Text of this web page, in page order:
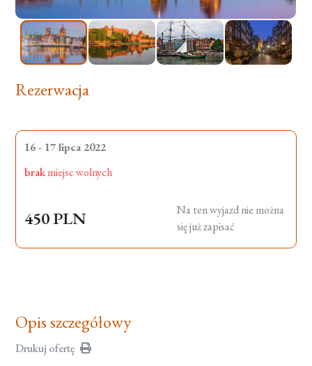
Rezerwacja
16 - 17 lipca 2022
brakmiejsc wolnych
450 PLN
Na ten wyjazd nie można
się już zapisać
Opis szczegółowy
Drukuj ofertę